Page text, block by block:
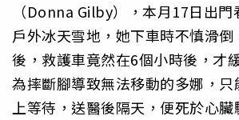
（Donna Gilby），本月17日出
戶外冰天雪地，她下車時不慎滑
後，救護車竟然在6個小時後，才
為摔斷腳導致無法移動的多娜，
上等待，送醫後隔天，便死於心臟